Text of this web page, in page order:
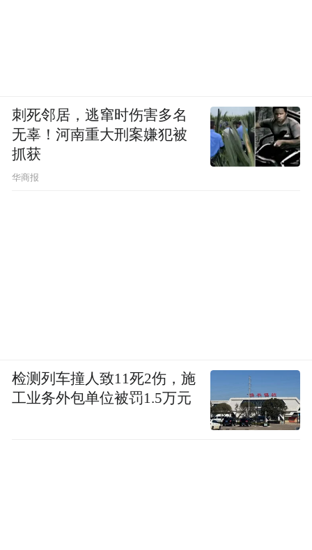
刺死邻居，逃窜时伤害多名
无辜！河南重大刑案嫌犯被
抓获
华商报
检测列车撞人致11死2伤，施
工业务外包单位被罚1.5万元